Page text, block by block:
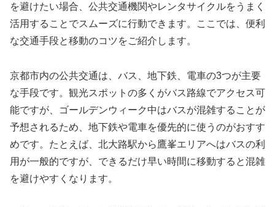
を避けたい場合、公共交通機関やレンタサイクルをうまく
活用することでスムーズに行動できます。ここでは、便利
な交通手段と移動のコツをご紹介します。
京都市内の公共交通は、バス、地下鉄、電車の3つが主要
な手段です。観光スポットの多くがバス路線でアクセス可
能ですが、ゴールデンウィーク中はバスが混雑することが
予想されるため、地下鉄や電車を優先的に使うのがおすす
めです。たとえば、北大路駅から鷹峯エリアへはバスの利
用が一般的ですが、できるだけ早い時間に移動すると混雑
を避けやすくなります。